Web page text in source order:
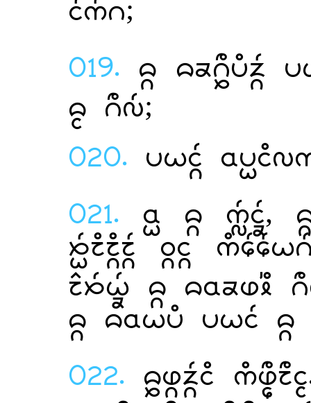
;
019.  
 ;
020. 
021.   ,
 
  
   
022. 